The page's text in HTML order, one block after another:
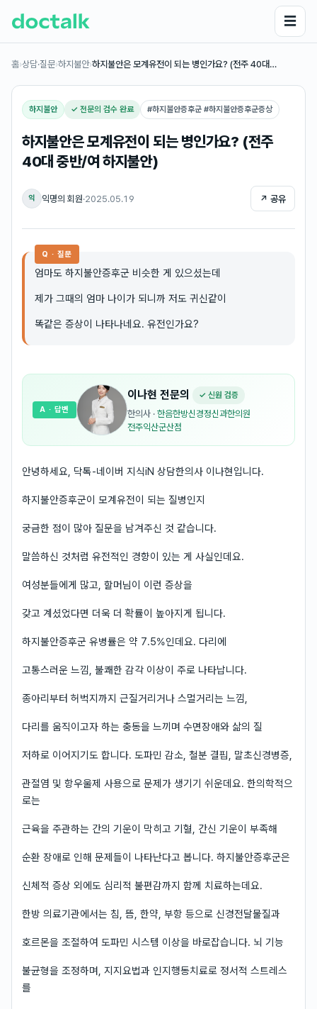
☰
홈›상담·질문›하지불안›하지불안은 모계유전이 되는 병인가요? (전주 40대…
하지불안 ✓ 전문의 검수 완료 #하지불안증후군 #하지불안증후군증상
하지불안은 모계유전이 되는 병인가요? (전주
40대 중반/여 하지불안)
익 익명의 회원·2025.05.19 ↗ 공유
Q · 질문
엄마도 하지불안증후군 비슷한 게 있으셨는데
제가 그때의 엄마 나이가 되니까 저도 귀신같이
똑같은 증상이 나타나네요. 유전인가요?
이나현 전문의 ✓ 신원 검증
한의사 · 한음한방신경정신과한의원
전주익산군산점
A · 답변
안녕하세요, 닥톡-네이버 지식iN 상담한의사 이나현입니다.
하지불안증후군이 모계유전이 되는 질병인지
궁금한 점이 많아 질문을 남겨주신 것 같습니다.
말씀하신 것처럼 유전적인 경향이 있는 게 사실인데요.
여성분들에게 많고, 할머님이 이런 증상을
갖고 계셨었다면 더욱 더 확률이 높아지게 됩니다.
하지불안증후군 유병률은 약 7.5%인데요. 다리에
고통스러운 느낌, 불쾌한 감각 이상이 주로 나타납니다.
종아리부터 허벅지까지 근질거리거나 스멀거리는 느낌,
다리를 움직이고자 하는 충동을 느끼며 수면장애와 삶의 질
저하로 이어지기도 합니다. 도파민 감소, 철분 결핍, 말초신경병증,
관절염 및 항우울제 사용으로 문제가 생기기 쉬운데요. 한의학적으
로는
근육을 주관하는 간의 기운이 막히고 기혈, 간신 기운이 부족해
순환 장애로 인해 문제들이 나타난다고 봅니다. 하지불안증후군은
신체적 증상 외에도 심리적 불편감까지 함께 치료하는데요.
한방 의료기관에서는 침, 뜸, 한약, 부항 등으로 신경전달물질과
호르몬을 조절하여 도파민 시스템 이상을 바로잡습니다. 뇌 기능
불균형을 조정하며, 지지요법과 인지행동치료로 정서적 스트레스
를